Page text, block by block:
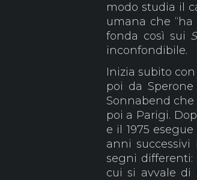
modo studia il
umana che
fonda così sui
inconfondibile.
Inizia subito
poi da
Sonnabend
poi a Parigi.
e il 1975
anni
segni
cui si avvale